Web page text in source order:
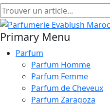
Primary Menu
Parfum
Parfum Homme
Parfum Femme
Parfum de Cheveux
Parfum Zaragoza